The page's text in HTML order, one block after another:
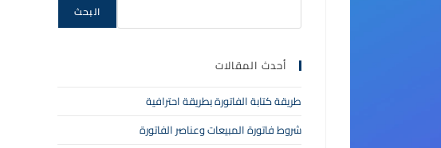
البحث
أحدث المقالات
طريقة كتابة الفاتورة بطريقة احترافية
شروط فاتورة المبيعات وعناصر الفاتورة